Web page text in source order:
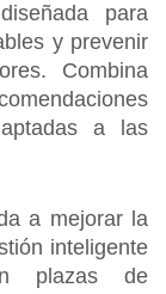
para
y prevenir
Combina
a las
a mejorar la
inteligente
plazas de